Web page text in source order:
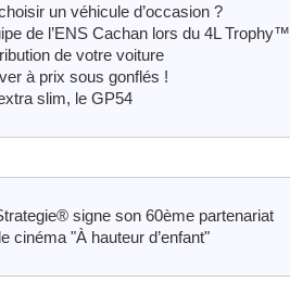
un véhicule d’occasion ?
de l’ENS Cachan lors du 4L Trophy™
de votre voiture
à prix sous gonflés !
slim, le GP54
signe son 60ème partenariat
cinéma "À hauteur d’enfant"